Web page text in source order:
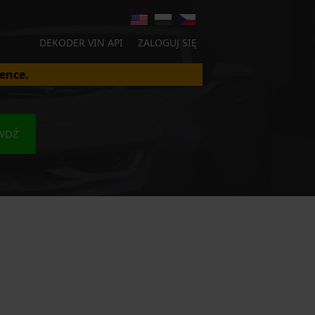
DEKODER VIN API ZALOGUJ SIĘ